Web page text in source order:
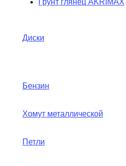
Диски
Бензин
Хомут металлической
Петли